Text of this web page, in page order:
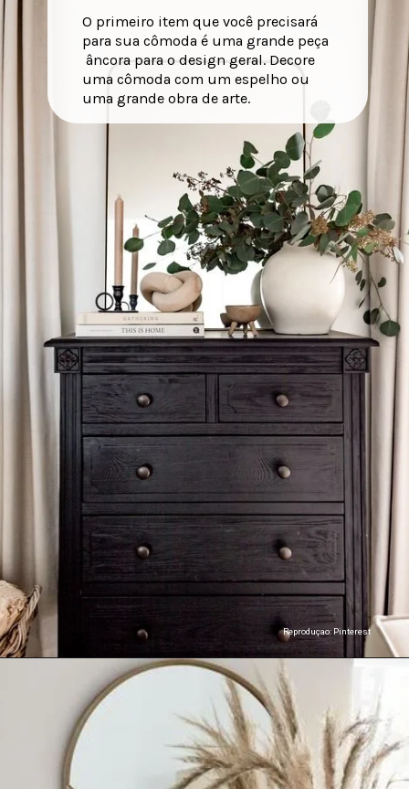
O primeiro item que você precisará
para sua cômoda é uma grande peça
âncora para o design geral. Decore
uma cômoda com um espelho ou
uma grande obra de arte.
Reproduçao: Pinterest